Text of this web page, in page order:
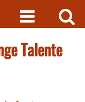
Talente